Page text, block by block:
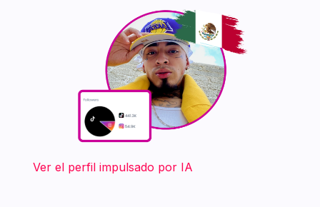
‍ ‍ ‍ ‍ ‍ ‍ ‍ Ver el perfil impulsado por IA